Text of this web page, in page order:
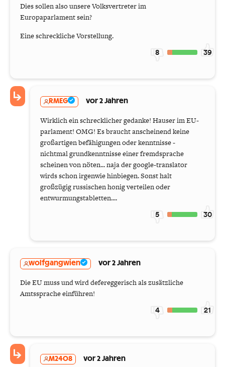
Dies sollen also unsere Volksvertreter im
Europaparlament sein?
Eine schreckliche Vorstellung.
8 39
RMEG vor 2 Jahren
Wirklich ein schrecklicher gedanke! Hauser im EU-
parlament! OMG! Es braucht anscheinend keine
großartigen befähigungen oder kenntnisse -
nichtmal grundkenntnisse einer fremdsprache
scheinen von nöten... naja der google-translator
wirds schon irgenwie hinbiegen. Sonst halt
großzügig russischen honig verteilen oder
entwurmungstabletten....
5 30
wolfgangwien vor 2 Jahren
Die EU muss und wird defereggerisch als zusätzliche
Amtssprache einführen!
4 21
M2408 vor 2 Jahren